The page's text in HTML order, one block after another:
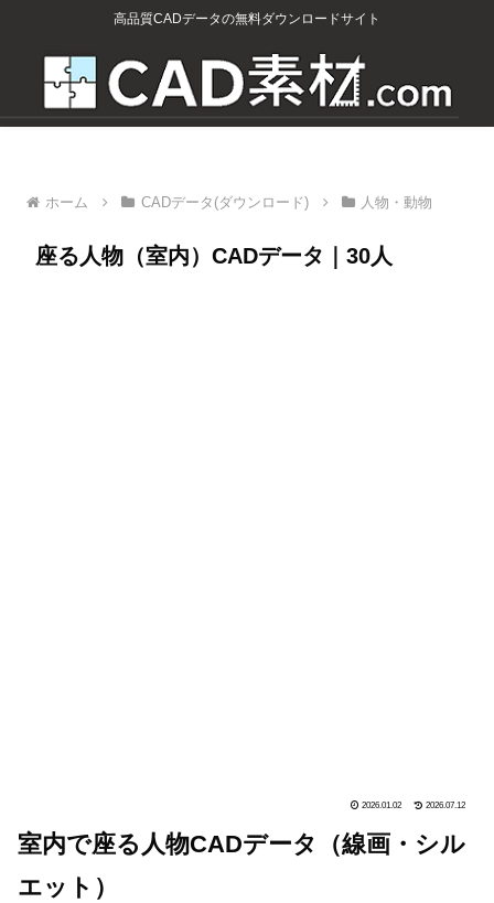
高品質CADデータの無料ダウンロードサイト
ホーム CADデータ(ダウンロード) 人物・動物
座る人物（室内）CADデータ｜30人
2026.01.02 2026.07.12
室内で座る人物CADデータ（線画・シル
エット）